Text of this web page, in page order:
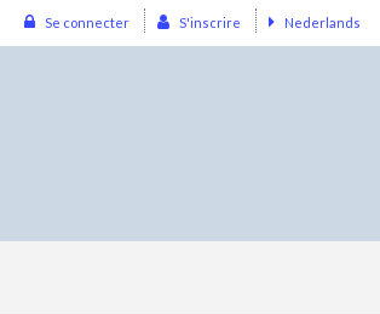
Se connecter S'inscrire Nederlands